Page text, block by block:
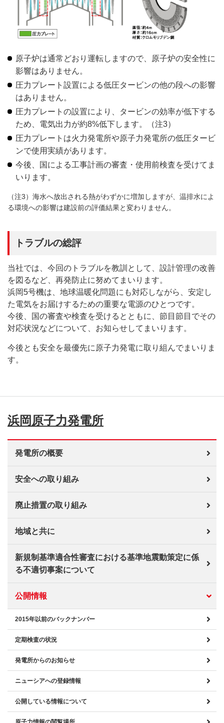
原子炉は通常どおり運転しますので、原子炉の安全性に
影響はありません。
圧力プレート設置による低圧タービンの他の段への影響
はありません。
圧力プレートの設置により、タービンの効率が低下する
ため、電気出力が約8%低下します。（注3）
圧力プレートは火力発電所や原子力発電所の低圧タービ
ンで使用実績があります。
今後、国による工事計画の審査・使用前検査を受けてま
いります。
（注3）海水へ放出される熱がわずかに増加しますが、温排水によ
る環境への影響は建設前の評価結果と変わりません。
トラブルの総評
当社では、今回のトラブルを教訓として、設計管理の改善
を図るなど、再発防止に努めてまいります。
浜岡5号機は、地球温暖化問題にも対応しながら、安定し
た電気をお届けするための重要な電源のひとつです。
今後、国の審査や検査を受けるとともに、節目節目でその
対応状況などについて、お知らせしてまいります。
今後とも安全を最優先に原子力発電に取り組んでまいりま
す。
浜岡原子力発電所
発電所の概要
安全への取り組み
廃止措置の取り組み
地域と共に
新規制基準適合性審査における基準地震動策定に係
る不適切事案について
公開情報
2015年以前のバックナンバー
定期検査の状況
発電所からのお知らせ
ニューシアへの登録情報
公開している情報について